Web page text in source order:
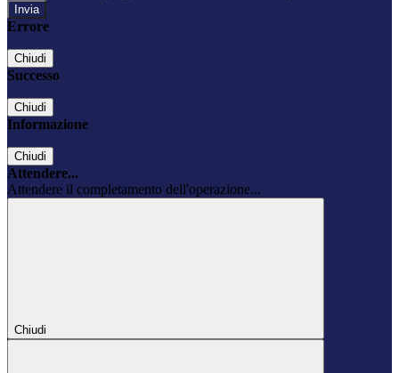
Errore
Chiudi
Successo
Chiudi
Informazione
Chiudi
Attendere...
Attendere il completamento dell'operazione...
Chiudi